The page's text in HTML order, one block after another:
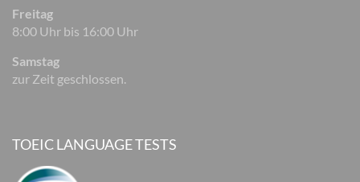
Freitag
8:00 Uhr bis 16:00 Uhr
Samstag
zur Zeit geschlossen.
TOEIC LANGUAGE TESTS